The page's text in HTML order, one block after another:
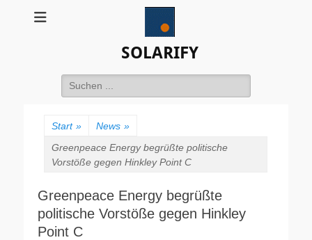
SOLARIFY
Suchen
nach:
Start » News »
Greenpeace Energy begrüßte politische
Vorstöße gegen Hinkley Point C
Greenpeace Energy begrüßte
politische Vorstöße gegen Hinkley
Point C